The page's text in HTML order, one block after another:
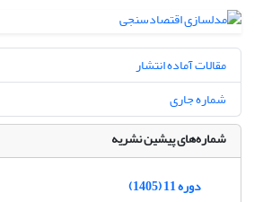
مقالات آماده انتشار
شماره جاری
شماره‌های پیشین نشریه
دوره 11 (1405)